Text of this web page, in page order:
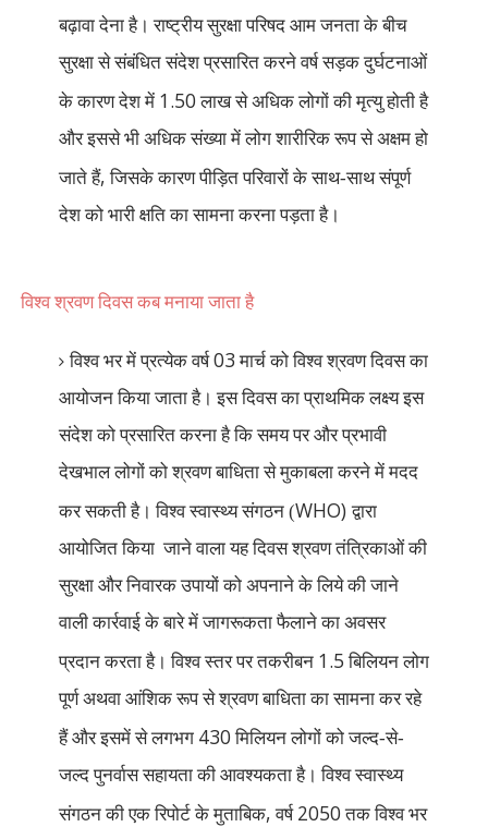
बढ़ावा देना है। राष्ट्रीय सुरक्षा परिषद आम जनता के बीच
सुरक्षा से संबंधित संदेश प्रसारित करने वर्ष सड़क दुर्घटनाओं
के कारण देश में 1.50 लाख से अधिक लोगों की मृत्यु होती है
और इससे भी अधिक संख्या में लोग शारीरिक रूप से अक्षम हो
जाते हैं,जिसके कारण पीड़ित परिवारों के साथ-साथ संपूर्ण
देश को भारी क्षति का सामना करना पड़ता है।
विश्‍व श्रवण दिवस कब मनाया जाता है
विश्व भर में प्रत्येक वर्ष03 मार्च को विश्व श्रवण दिवस का
आयोजन किया जाता है। इस दिवस का प्राथमिक लक्ष्य इस
संदेश को प्रसारित करना है कि समय पर और प्रभावी
देखभाल लोगों को श्रवण बाधिता से मुकाबला करने में मदद
कर सकती है। विश्व स्वास्थ्य संगठन (WHO)द्वारा
आयोजित किया जाने वाला यह दिवस श्रवण तंत्रिकाओं की
सुरक्षा और निवारक उपायों को अपनाने के लिये की जाने
वाली कार्रवाई के बारे में जागरूकता फैलाने का अवसर
प्रदान करता है। विश्व स्तर पर तकरीबन 1.5 बिलियन लोग
पूर्ण अथवा आंशिक रूप से श्रवण बाधिता का सामना कर रहे
हैं और इसमें से लगभग 430 मिलियन लोगों को जल्द-से-
जल्द पुनर्वास सहायता की आवश्यकता है। विश्व स्वास्थ्य
संगठन की एक रिपोर्ट के मुताबिक,वर्ष 2050 तक विश्व भर